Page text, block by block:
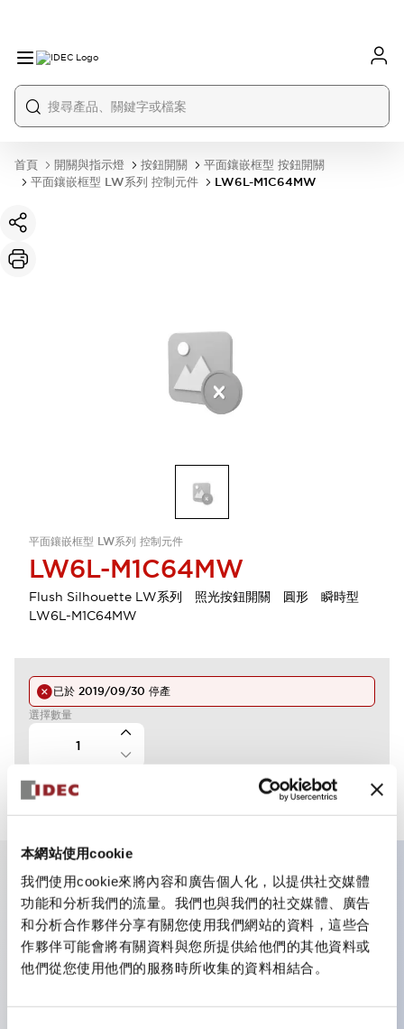
本網站使用cookie
我們使用cookie來將內容和廣告個人化，以提供社交媒體
功能和分析我們的流量。我們也與我們的社交媒體、廣告
和分析合作夥伴分享有關您使用我們網站的資料，這些合
作夥伴可能會將有關資料與您所提供給他們的其他資料或
他們從您使用他們的服務時所收集的資料相結合。
首頁 開關與指示燈 按鈕開關
平面鑲嵌框型 按鈕開關
平面鑲嵌框型 LW系列 控制元件
LW6L-M1C64MW
平面鑲嵌框型 LW系列 控制元件
LW6L-M1C64MW
Flush Silhouette LW系列 照光按鈕開關 圓形 瞬時型
LW6L-M1C64MW
已於 2019/09/30 停產
選擇數量
主要特點
可進行集合密著安裝
附鎖選擇開關採用高安全性的彈子鎖結構
防護結構為IP65（IEC60529）